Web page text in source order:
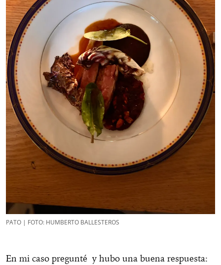
PATO | FOTO: HUMBERTO BALLESTEROS
En mi caso pregunté y hubo una buena respuesta: